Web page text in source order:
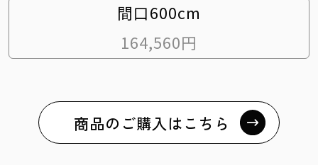
間口600cm
164,560円
商品のご購入はこちら